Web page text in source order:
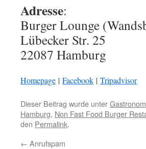
Adresse:
Burger Lounge
Lübecker Str. 25
22087 Hamburg
Homepage | Facebook | Tripadvisor
Dieser Beitrag wurde unter
Hamburg, Non Fast Food Burger
den Permalink.
← Anrufspam